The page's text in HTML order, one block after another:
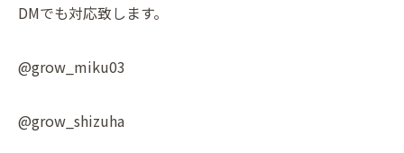
DMでも対応致します。
@grow_miku03
@grow_shizuha